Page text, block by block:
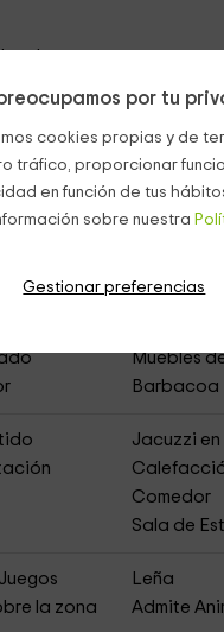
por tu
cookies propias y de
tráfico, proporcionar
en función de tus
sobre nuestra
Gestionar preferencias
de verano.
a la vez.
total seguridad.
Rural de Alquiler
Muebles
Barbacoa
Jacuzzi
Comedor
Sala de
Leña
la zona
Admite